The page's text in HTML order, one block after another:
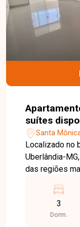
suítes
Santa
Santa
Localizado no
Uberlândia-
das regiões
acesso às
com
restaurantes
3
Dorm.